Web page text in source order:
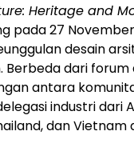
Heritage and
pada 27
desain
Berbeda dari forum
antara
industri dari
, danVietnam